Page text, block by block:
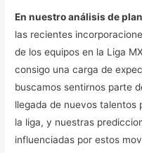
En nuestro análisis de
las recientes
de los equipos en la Liga
consigo una carga de
buscamos sentirnos parte
llegada de nuevos talentos
la liga, y nuestras
influenciadas por estos